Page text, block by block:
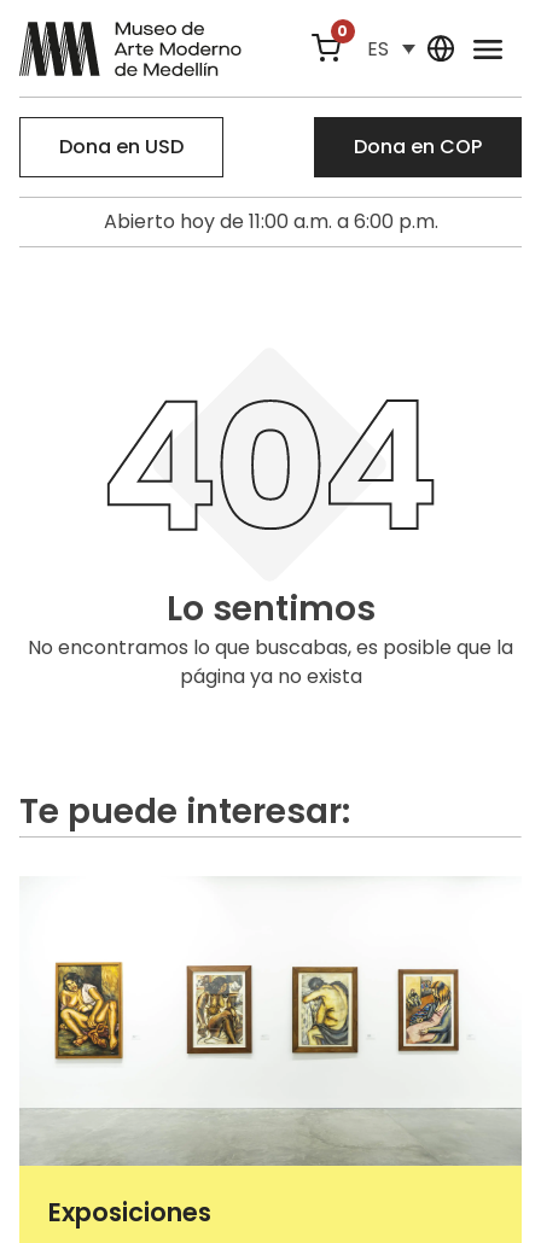
0
ES
Dona en USD Dona en COP
Abierto hoy de 11:00 a.m. a 6:00 p.m.
Lo sentimos
No encontramos lo que buscabas, es posible que la
página ya no exista
Te puede interesar:
Exposiciones